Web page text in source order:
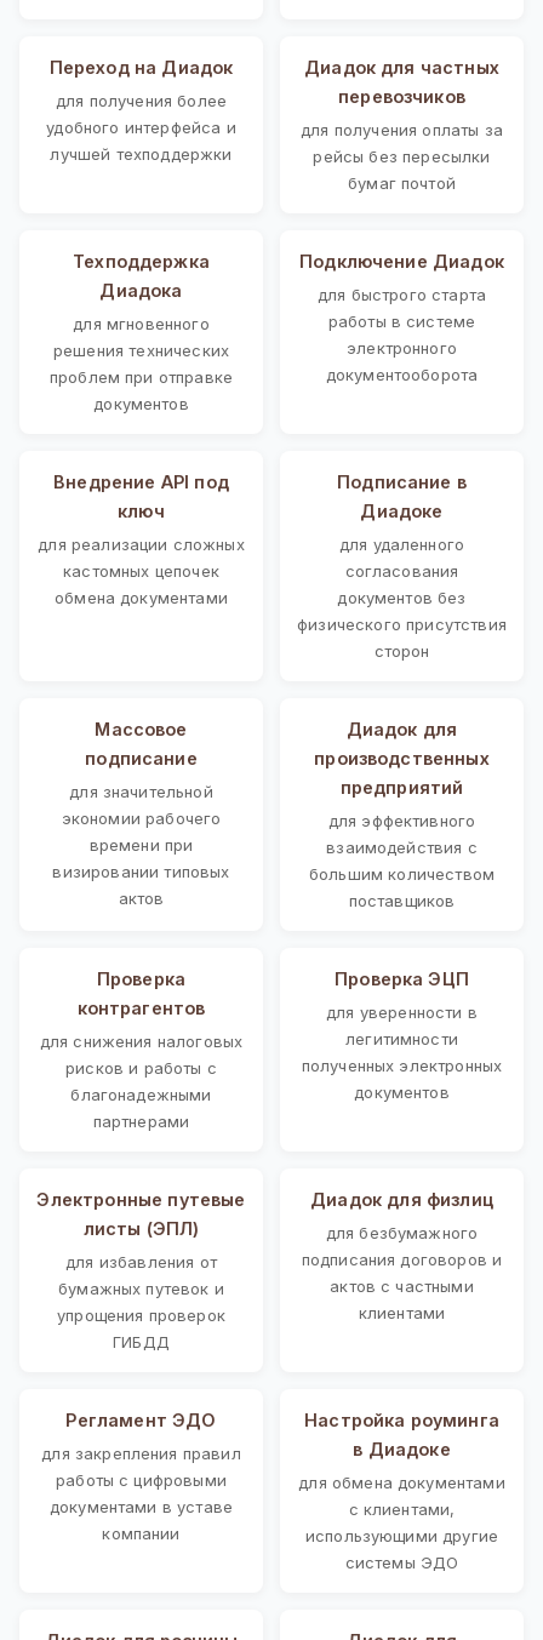
Переход на Диадок
для получения более
удобного интерфейса и
лучшей техподдержки
Диадок для частных
перевозчиков
для получения оплаты за
рейсы без пересылки
бумаг почтой
Техподдержка
Диадока
для мгновенного
решения технических
проблем при отправке
документов
Подключение Диадок
для быстрого старта
работы в системе
электронного
документооборота
Внедрение API под
ключ
для реализации сложных
кастомных цепочек
обмена документами
Подписание в
Диадоке
для удаленного
согласования
документов без
физического присутствия
сторон
Массовое
подписание
для значительной
экономии рабочего
времени при
визировании типовых
актов
Диадок для
производственных
предприятий
для эффективного
взаимодействия с
большим количеством
поставщиков
Проверка
контрагентов
для снижения налоговых
рисков и работы с
благонадежными
партнерами
Проверка ЭЦП
для уверенности в
легитимности
полученных электронных
документов
Электронные путевые
листы (ЭПЛ)
для избавления от
бумажных путевок и
упрощения проверок
ГИБДД
Диадок для физлиц
для безбумажного
подписания договоров и
актов с частными
клиентами
Регламент ЭДО
для закрепления правил
работы с цифровыми
документами в уставе
компании
Настройка роуминга
в Диадоке
для обмена документами
с клиентами,
использующими другие
системы ЭДО